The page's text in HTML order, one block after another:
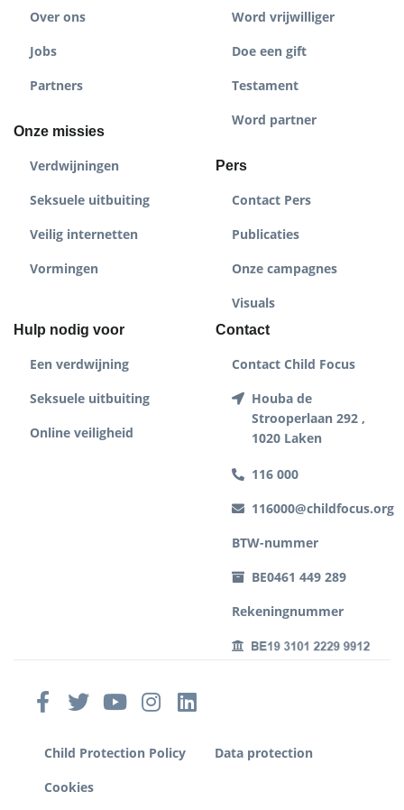
Over ons
Jobs
Partners
Onze missies
Verdwijningen
Seksuele uitbuiting
Veilig internetten
Vormingen
Word vrijwilliger
Doe een gift
Testament
Word partner
Pers
Contact Pers
Publicaties
Onze campagnes
Visuals
Hulp nodig voor
Een verdwijning
Seksuele uitbuiting
Online veiligheid
Contact
Contact Child Focus
Houba de
Strooperlaan 292 ,
1020 Laken
116 000
116000@childfocus.org
BTW-nummer
BE0461 449 289
Rekeningnummer
Child Protection Policy
Data protection
Cookies